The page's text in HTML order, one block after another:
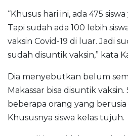
“Khusus hari ini, ada 475
Tapi sudah ada 100 lebih
vaksin Covid-19 di luar. Jadi
sudah disuntik vaksin,” kata
Dia menyebutkan belum
Makassar bisa disuntik vaksin.
beberapa orang yang
Khususnya siswa kelas tujuh.